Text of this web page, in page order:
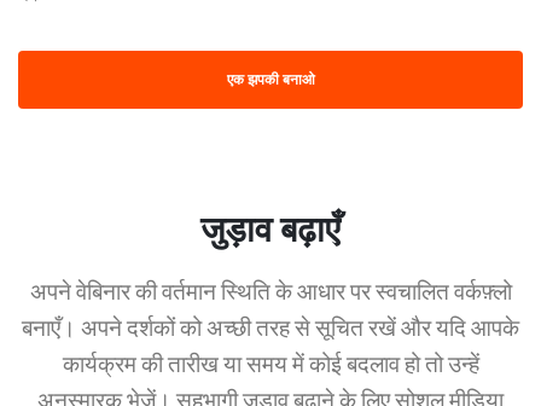
एक झपकी बनाओ
जुड़ाव बढ़ाएँ
अपने वेबिनार की वर्तमान स्थिति के आधार पर स्वचालित वर्कफ़्लो
बनाएँ। अपने दर्शकों को अच्छी तरह से सूचित रखें और यदि आपके
कार्यक्रम की तारीख या समय में कोई बदलाव हो तो उन्हें